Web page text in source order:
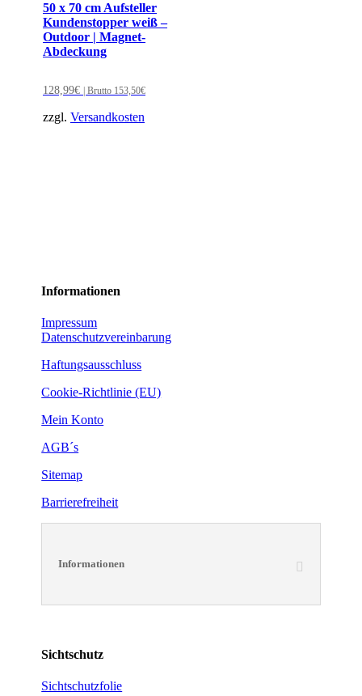
50 x 70 cm Aufsteller
Kundenstopper weiß –
Outdoor | Magnet-
Abdeckung
128,99€ | Brutto 153,50€
zzgl. Versandkosten
Informationen
Impressum
Datenschutzvereinbarung
Haftungsausschluss
Cookie-Richtlinie (EU)
Mein Konto
AGB´s
Sitemap
Barrierefreiheit
Informationen
Sichtschutz
Sichtschutzfolie